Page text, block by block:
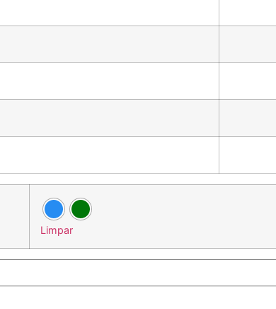
Limpar